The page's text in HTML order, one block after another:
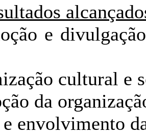
e divulgação
cultural e
da
envolvimento